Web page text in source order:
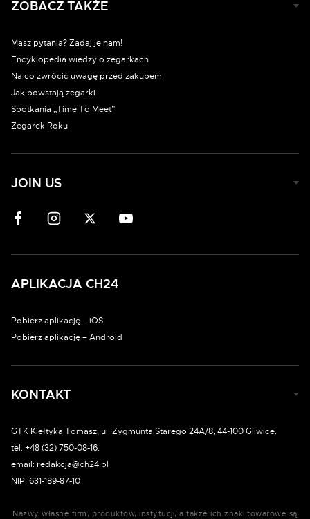
ZOBACZ TAKŻE
Masz pytania? Zadaj je nam!
Encyklopedia wiedzy o zegarkach
Na co zwrócić uwagę przed zakupem
Jak powstają zegarki
Spotkania „Time To Meet”
Zegarek Roku
JOIN US
APLIKACJA CH24
Pobierz aplikację – iOS
Pobierz aplikację – Android
KONTAKT
GTK Kiełtyka Tomasz, ul. Zygmunta Starego 24A/8, 44-100 Gliwice.
tel. +48 (32) 750-08-16.
email: redakcja@ch24.pl
NIP: 631-189-87-10
Nazwy własne firm, produktów, instytucji, a także ich znaki towarowe są